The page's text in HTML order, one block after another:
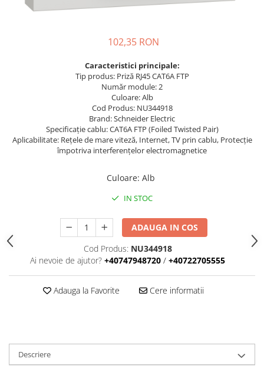
Pat de cablu PVC
Cofrete, dulapuri și doze
Cofrete de plastic și accesorii
Coftere metalice și accesorii
Coliere de plastic
Lumini exterioare
Lămpi și componente
Paratrăsnete ESE — PDA Integrat
Electric
102,35 RON
Caracteristici principale:
Tip produs: Priză RJ45 CAT6A FTP
Număr module: 2
Culoare: Alb
Cod Produs: NU344918
Brand: Schneider Electric
Specificație cablu: CAT6A FTP (Foiled Twisted Pair)
Aplicabilitate: Rețele de mare viteză, Internet, TV prin cablu, Protecție
împotriva interferențelor electromagnetice
Culoare: Alb
IN STOC
ADAUGA IN COS
Cod Produs: NU344918
Ai nevoie de ajutor? +40747948720 / +40722705555
Adauga la Favorite Cere informatii
Descriere